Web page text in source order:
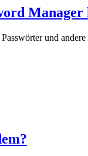
Manager
und